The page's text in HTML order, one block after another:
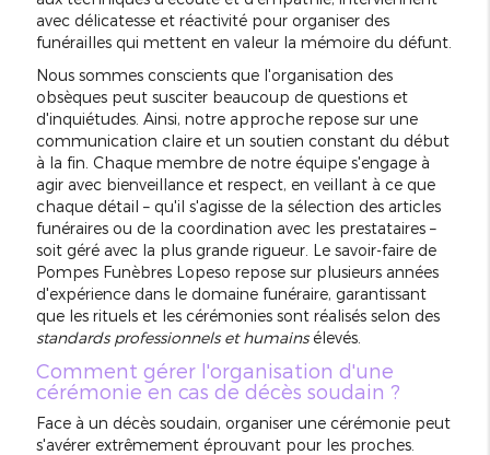
avec délicatesse et réactivité pour organiser des
funérailles qui mettent en valeur la mémoire du défunt.
Nous sommes conscients que l'organisation des
obsèques peut susciter beaucoup de questions et
d'inquiétudes. Ainsi, notre approche repose sur une
communication claire et un soutien constant du début
à la fin. Chaque membre de notre équipe s'engage à
agir avec bienveillance et respect, en veillant à ce que
chaque détail – qu'il s'agisse de la sélection des articles
funéraires ou de la coordination avec les prestataires –
soit géré avec la plus grande rigueur. Le savoir-faire de
Pompes Funèbres Lopeso repose sur plusieurs années
d'expérience dans le domaine funéraire, garantissant
que les rituels et les cérémonies sont réalisés selon des
standards professionnels et humainsélevés.
Comment gérer l'organisation d'une
cérémonie en cas de décès soudain ?
Face à un décès soudain, organiser une cérémonie peut
s'avérer extrêmement éprouvant pour les proches.